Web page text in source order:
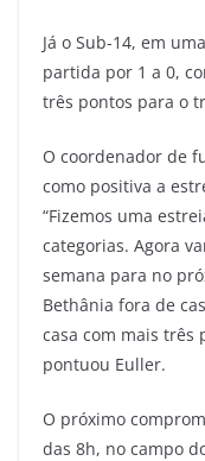
Já o Sub-14, em
partida por 1 a 0,
três pontos para o
O coordenador de
como positiva a
“Fizemos uma
categorias. Agora
semana para no
Bethânia fora de
casa com mais três
pontuou Euller.
O próximo
das 8h, no campo